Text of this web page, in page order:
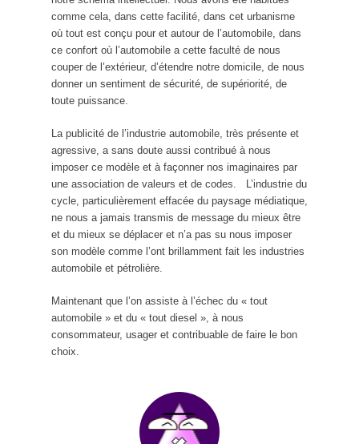
comme cela, dans cette facilité, dans cet urbanisme
où tout est conçu pour et autour de l’automobile, dans
ce confort où l’automobile a cette faculté de nous
couper de l’extérieur, d’étendre notre domicile, de nous
donner un sentiment de sécurité, de supériorité, de
toute puissance.
La publicité de l’industrie automobile, très présente et
agressive, a sans doute aussi contribué à nous
imposer ce modèle et à façonner nos imaginaires par
une association de valeurs et de codes. L’industrie du
cycle, particulièrement effacée du paysage médiatique,
ne nous a jamais transmis de message du mieux être
et du mieux se déplacer et n’a pas su nous imposer
son modèle comme l’ont brillamment fait les industries
automobile et pétrolière.
Maintenant que l’on assiste à l’échec du « tout
automobile » et du « tout diesel », à nous
consommateur, usager et contribuable de faire le bon
choix.